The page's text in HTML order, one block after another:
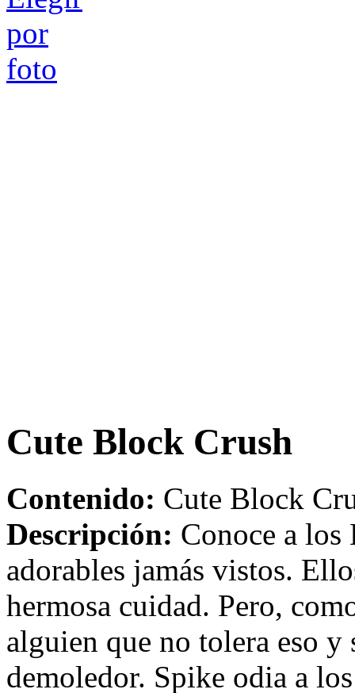
Cute Block Crush
Contenido: Cute Block
Descripción: Conoce a los
adorables jamás vistos.
hermosa cuidad. Pero,
alguien que no tolera eso
demoledor. Spike odia a